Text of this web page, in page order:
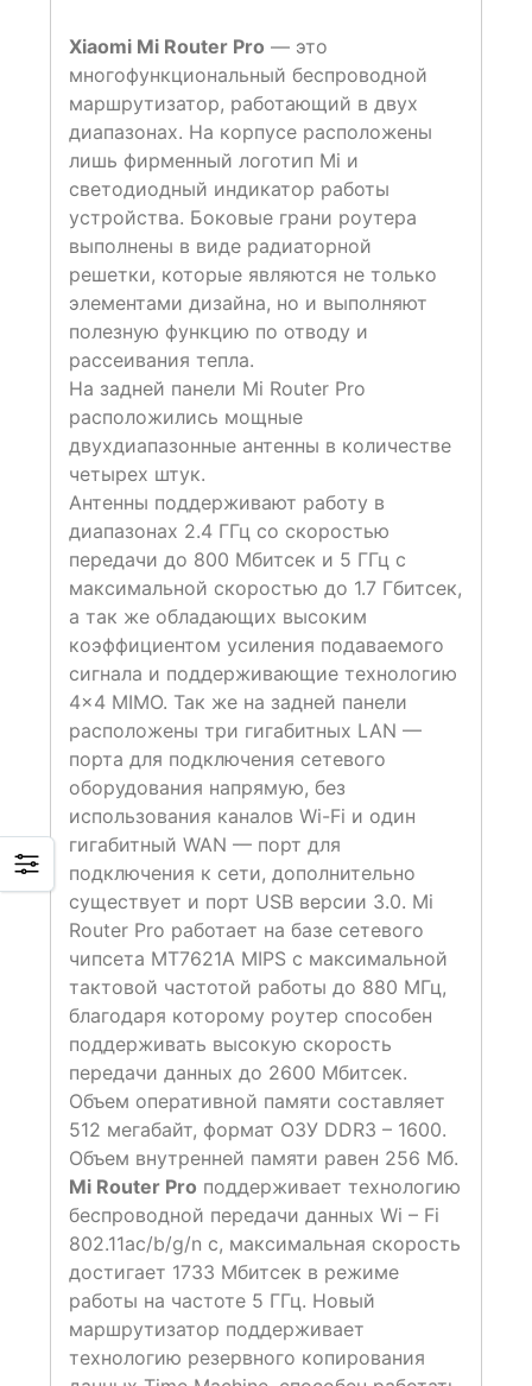
Xiaomi Mi Router Pro — это
многофункциональный беспроводной
маршрутизатор, работающий в двух
диапазонах. На корпусе расположены
лишь фирменный логотип Mi и
светодиодный индикатор работы
устройства. Боковые грани роутера
выполнены в виде радиаторной
решетки, которые являются не только
элементами дизайна, но и выполняют
полезную функцию по отводу и
рассеивания тепла.
На задней панели Mi Router Pro
расположились мощные
двухдиапазонные антенны в количестве
четырех штук.
Антенны поддерживают работу в
диапазонах 2.4 ГГц со скоростью
передачи до 800 Мбитсек и 5 ГГц с
максимальной скоростью до 1.7 Гбитсек,
а так же обладающих высоким
коэффициентом усиления подаваемого
сигнала и поддерживающие технологию
4×4 MIMO. Так же на задней панели
расположены три гигабитных LAN —
порта для подключения сетевого
оборудования напрямую, без
использования каналов Wi-Fi и один
гигабитный WAN — порт для
подключения к сети, дополнительно
существует и порт USB версии 3.0. Mi
Router Pro работает на базе сетевого
чипсета MT7621A MIPS с максимальной
тактовой частотой работы до 880 МГц,
благодаря которому роутер способен
поддерживать высокую скорость
передачи данных до 2600 Мбитсек.
Объем оперативной памяти составляет
512 мегабайт, формат ОЗУ DDR3 – 1600.
Объем внутренней памяти равен 256 Мб.
Mi Router Pro поддерживает технологию
беспроводной передачи данных Wi – Fi
802.11ac/b/g/n с, максимальная скорость
достигает 1733 Мбитсек в режиме
работы на частоте 5 ГГц. Новый
маршрутизатор поддерживает
технологию резервного копирования